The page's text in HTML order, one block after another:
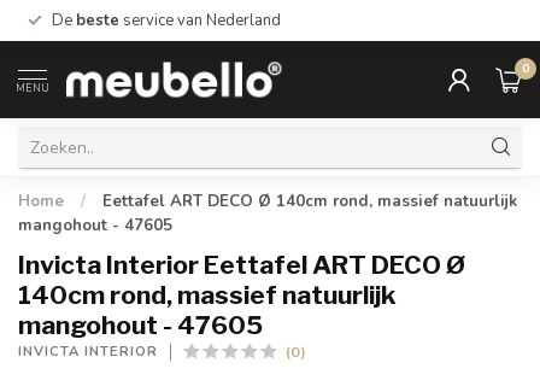
De beste service van Nederland
MENU
0
Home /
Eettafel ART DECO Ø 140cm rond, massief natuurlijk
mangohout - 47605
Invicta Interior Eettafel ART DECO Ø
140cm rond, massief natuurlijk
mangohout - 47605
INVICTA INTERIOR (0)